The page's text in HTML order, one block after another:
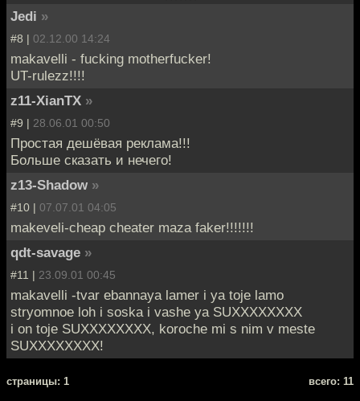
Jedi »
#8 | 02.12.00 14:24
makavelli - fucking motherfucker!
UT-rulezz!!!!
z11-XianTX »
#9 | 28.06.01 00:50
Простая дешёвая реклама!!!
Больше сказать и нечего!
z13-Shadow »
#10 | 07.07.01 04:05
makeveli-cheap cheater maza faker!!!!!!!
qdt-savage »
#11 | 23.09.01 00:45
makavelli -tvar ebannaya lamer i ya toje lamo
stryomnoe loh i soska i vashe ya SUXXXXXXXX
i on toje SUXXXXXXXX, koroche mi s nim v meste
SUXXXXXXXX!
cтраницы: 1 всего: 11